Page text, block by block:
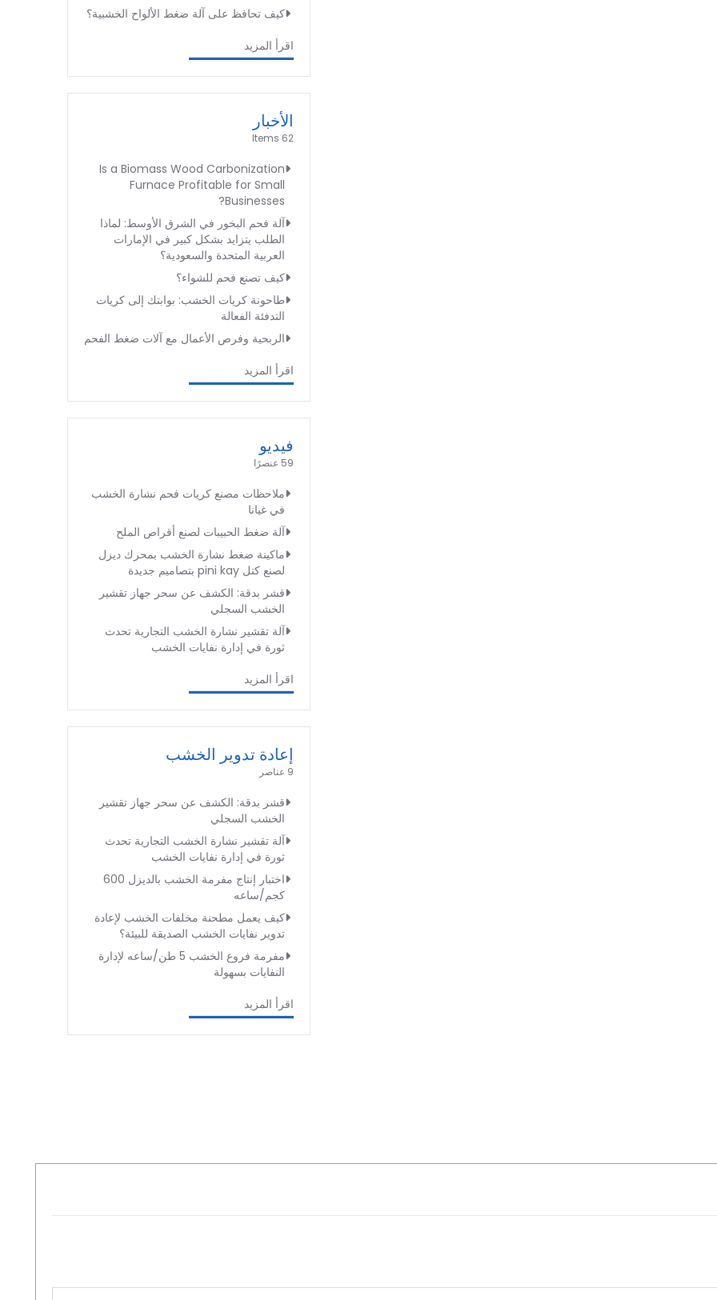
كيف تحافظ على آلة ضغط الألواح الخشبية؟
اقرأ المزيد
الأخبار
62 Items
Is a Biomass Wood Carbonization
Furnace Profitable for Small
Businesses?
آلة فحم البخور في الشرق الأوسط: لماذا
الطلب يتزايد بشكل كبير في الإمارات
العربية المتحدة والسعودية؟
كيف تصنع فحم للشواء؟
طاحونة كريات الخشب: بوابتك إلى كريات
التدفئة الفعالة
الربحية وفرص الأعمال مع آلات ضغط الفحم
اقرأ المزيد
فيديو
59 عنصرًا
ملاحظات مصنع كريات فحم نشارة الخشب
في غيانا
آلة ضغط الحبيبات لصنع أقراص الملح
ماكينة ضغط نشارة الخشب بمحرك ديزل
لصنع كتل pini kay بتصاميم جديدة
قشر بدقة: الكشف عن سحر جهاز تقشير
الخشب السجلي
آلة تقشير نشارة الخشب التجارية تحدث
ثورة في إدارة نفايات الخشب
اقرأ المزيد
إعادة تدوير الخشب
9 عناصر
قشر بدقة: الكشف عن سحر جهاز تقشير
الخشب السجلي
آلة تقشير نشارة الخشب التجارية تحدث
ثورة في إدارة نفايات الخشب
اختبار إنتاج مفرمة الخشب بالديزل 600
كجم/ساعه
كيف يعمل مطحنة مخلفات الخشب لإعادة
تدوير نفايات الخشب الصديقة للبيئة؟
مفرمة فروع الخشب 5 طن/ساعه لإدارة
النفايات بسهولة
اقرأ المزيد